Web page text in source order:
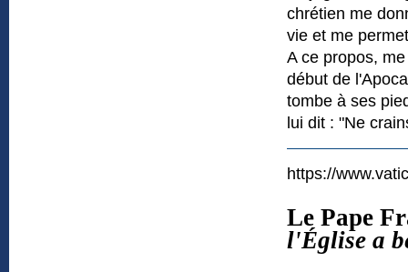
chrétien me
vie et me
A ce propos,
début de
tombe à ses
lui dit : "Ne
https://
Le Pape
l'Église a